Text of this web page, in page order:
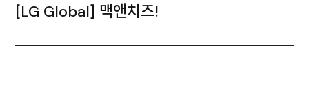
[LG Global] 맥앤치즈!